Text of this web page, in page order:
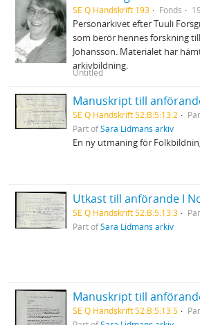
SE Q Handskrift 193 Fonds
Personarkivet efter Tuuli
som berör hennes forskning
Johansson. Materialet har
arkivbildning.
Untitled
SE Q Handskrift 52:B:5:13:2
Part ofSara Lidmans arkiv
En ny utmaning för
SE Q Handskrift 52:B:5:13:3
Part ofSara Lidmans arkiv
Manuskript till
SE Q Handskrift 52:B:5:13:5